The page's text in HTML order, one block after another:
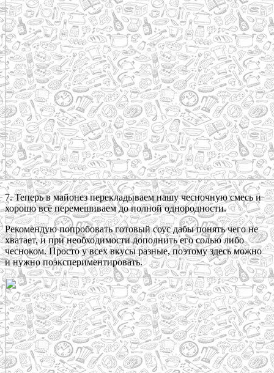
7. Теперь в майонез перекладываем нашу чесночную смесь и
хорошо всё перемешиваем до полной однородности.
Рекомендую попробовать готовый соус дабы понять чего не
хватает, и при необходимости дополнить его солью либо
чесноком. Просто у всех вкусы разные, поэтому здесь можно
и нужно поэкспериментировать.